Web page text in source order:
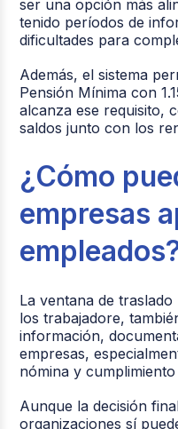
ser una opción más
tenido períodos de
dificultades para
Además, el sistema
Pensión Mínima con
alcanza ese requisito,
saldos junto con los
¿Cómo
empresas
La ventana de
los trabajadore,
información,
empresas,
nómina y
Aunque la decisión
organizaciones sí